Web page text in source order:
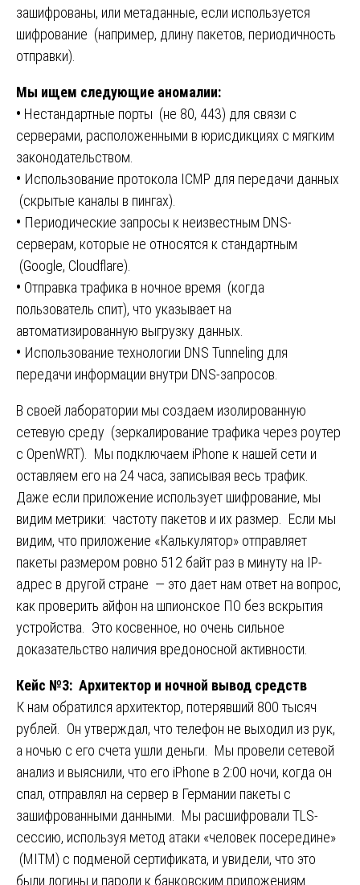
зашифрованы, или метаданные, если используется
шифрование (например, длину пакетов, периодичность
отправки).
Мы ищем следующие аномалии:
• Нестандартные порты (не 80, 443) для связи с
серверами, расположенными в юрисдикциях с мягким
законодательством.
• Использование протокола ICMP для передачи данных
(скрытые каналы в пингах).
• Периодические запросы к неизвестным DNS-
серверам, которые не относятся к стандартным
(Google, Cloudflare).
• Отправка трафика в ночное время (когда
пользователь спит), что указывает на
автоматизированную выгрузку данных.
• Использование технологии DNS Tunneling для
передачи информации внутри DNS-запросов.
В своей лаборатории мы создаем изолированную
сетевую среду (зеркалирование трафика через роутер
с OpenWRT). Мы подключаем iPhone к нашей сети и
оставляем его на 24 часа, записывая весь трафик.
Даже если приложение использует шифрование, мы
видим метрики: частоту пакетов и их размер. Если мы
видим, что приложение «Калькулятор» отправляет
пакеты размером ровно 512 байт раз в минуту на IP-
адрес в другой стране — это дает нам ответ на вопрос,
как проверить айфон на шпионское ПО без вскрытия
устройства. Это косвенное, но очень сильное
доказательство наличия вредоносной активности.
Кейс №3: Архитектор и ночной вывод средств
К нам обратился архитектор, потерявший 800 тысяч
рублей. Он утверждал, что телефон не выходил из рук,
а ночью с его счета ушли деньги. Мы провели сетевой
анализ и выяснили, что его iPhone в 2:00 ночи, когда он
спал, отправлял на сервер в Германии пакеты с
зашифрованными данными. Мы расшифровали TLS-
сессию, используя метод атаки «человек посередине»
(MITM) с подменой сертификата, и увидели, что это
были логины и пароли к банковским приложениям.